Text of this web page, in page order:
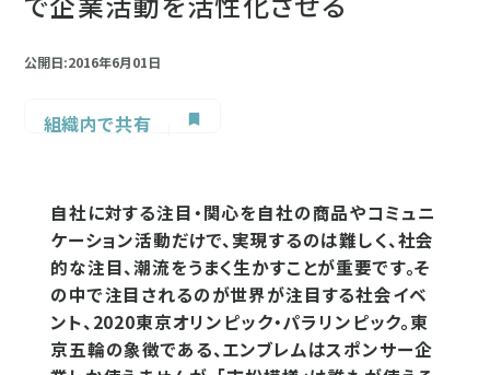
公開日:2016年6月01日
組織内で共有
自社に対する注目・関心を自社の商品やコミュニ
ケーション活動だけで、実現するのは難しく、社会
的な注目、潮流をうまく生かすことが重要です。そ
の中で注目されるのが世界が注目する社会イベ
ント、2020東京オリンピック・パラリンピック。東
京五輪の象徴である、エンブレムはスポンサー企